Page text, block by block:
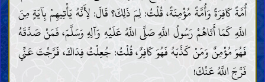
أُمَّةً كَافِرَةً وَأُمَّةً مُؤْمِنَةً، قُلْتُ: لِمَ ذَلِكَ؟ قَالَ: لِأَنَّهُ يَأْتِيهِمْ بِآيَةٍ مِنَ
اللَّهِ كَمَا أَتَاهُمْ رَسُولُ اللَّهِ صَلَّى اللَّهُ عَلَيْهِ وَآلِهِ وَسَلَّمَ، فَمَنْ صَدَّقَهُ
فَهُوَ مُؤْمِنٌ وَمَنْ كَذَّبَهُ فَهُوَ كَافِرٌ، قُلْتُ: جُعِلْتُ فِدَاكَ، فَرَّجْتَ عَنِّي
فَرَّجَ اللَّهُ عَنْكَ!